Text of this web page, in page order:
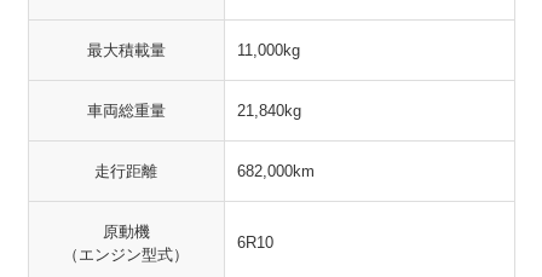
最大積載量 11,000kg
車両総重量 21,840kg
走行距離 682,000km
原動機
（エンジン型式）
6R10